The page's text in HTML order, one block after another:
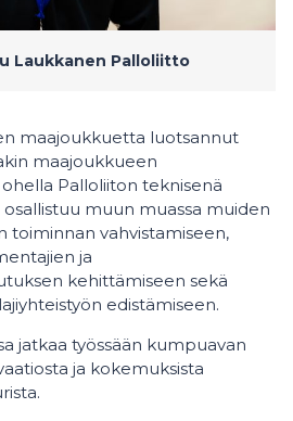
Laukkanen Palloliitto
maajoukkuetta luotsannut
maajoukkueen
Palloliiton teknisenä
muun muassa muiden
toiminnan vahvistamiseen,
ja
kehittämiseen sekä
edistämiseen.
jatkaa työssään kumpuavan
ja kokemuksista